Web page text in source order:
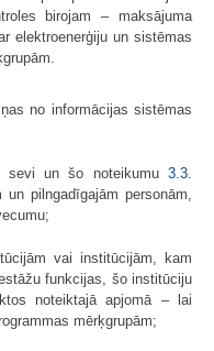
birojam – maksājuma
elektroenerģiju un sistēmas
no informācijas sistēmas
sevi un šo noteikumu 3.3.
un pilngadīgajām personām,
vai institūcijām, kam
funkcijas, šo institūciju
noteiktajā apjomā – lai
mērķgrupām;